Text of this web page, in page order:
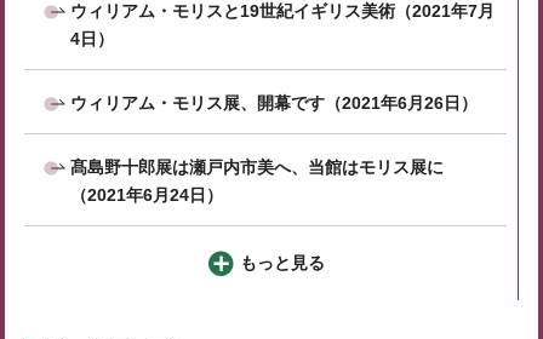
ウィリアム・モリスと19世紀イギリス美術（2021年7月
4日）
ウィリアム・モリス展、開幕です（2021年6月26日）
髙島野十郎展は瀬戸内市美へ、当館はモリス展に
（2021年6月24日）
もっと見る